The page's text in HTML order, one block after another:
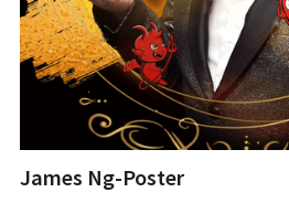
近距離魔術課程
舞台魔術訓練課程
ZOOM 訓練課程
STEM魔術班
專業魔術表演
魔幻生日派對
婚禮魔術表演
中秋節及國慶
長者學苑-長幼共融計劃
企業員工魔術培訓/大型魔術
中國古彩戲法
過往活動相冊
James Ng-Poster